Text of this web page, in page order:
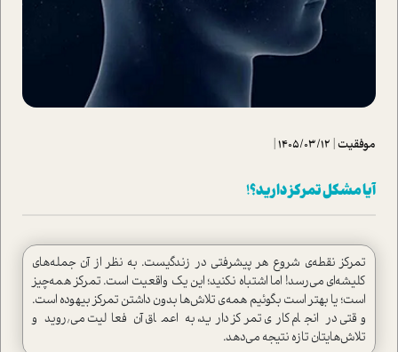
موفقیت|
1405/03/12
|
آیا مشکل تمرکز دارید؟!
تمرکز نقطه‌ی شروع هر پیشرفتی در زندگیست. به نظر از آن جمله‌های
کلیشه‌ای می‌رسد! اما اشتباه نکنید؛ این یک واقعیت است. تمرکز همه‌چیز
است؛ یا بهتر است بگوئیم همه‌ی تلاش‌ها بدون داشتن تمرکز بیهوده است.
وقتی در انجام کاری تمرکز دارید، به اعماق آن فعالیت می٬روید و
تلاش‌هایتان تازه نتیجه می‌دهد.